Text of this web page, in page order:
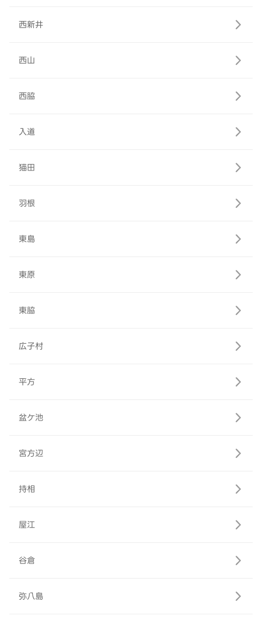
西新井
西山
西脇
入道
猫田
羽根
東島
東原
東脇
広子村
平方
盆ケ池
宮方辺
持相
屋江
谷倉
弥八島